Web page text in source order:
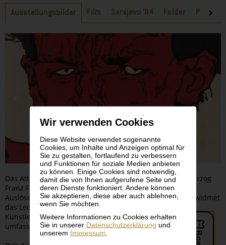
Wir verwenden Cookies
Diese Website verwendet sogenannte
Cookies, um Inhalte und Anzeigen optimal für
Sie zu gestalten, fortlaufend zu verbessern
und Funktionen für soziale Medien anbieten
zu können. Einige Cookies sind notwendig,
damit die von Ihnen aufgerufene Seite und
deren Dienste funktioniert. Andere können
Sie akzeptieren, diese aber auch ablehnen,
wenn Sie möchten.
Weitere Informationen zu Cookies erhalten
Sie in unserer Datenschutzerklärung und
unserem Impressum
Reiter
Ausstellungsbilder Film Sarajevo '84 Folder Plakate
Das Attentat auf den österreichischen Thronfolger Erzherzog
Franz Ferdinand am 28. Juni 1914 in Sarajevo war fataler
Auslöser des Ersten Weltkrieges. Hundert Jahre danach widmet
das Leopold Museum den Schicksalen österreichischer
Künstler, die in den Jahren 1914 bis 1918 tätig waren eine
umfassende Ausstellung.